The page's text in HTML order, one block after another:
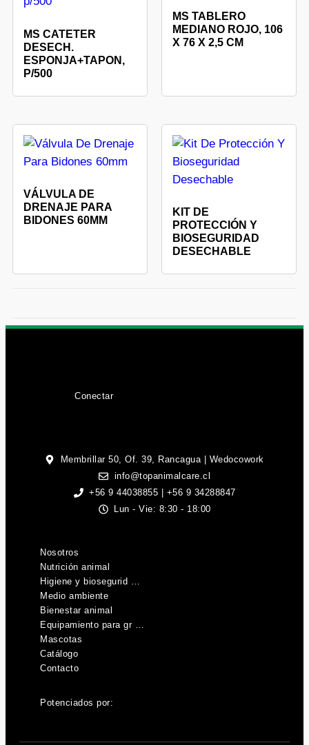
MS CATETER
DESECH.
ESPONJA+TAPON,
P/500
MS TABLERO
MEDIANO ROJO, 106
X 76 X 2,5 CM
VÁLVULA DE
DRENAJE PARA
BIDONES 60MM
KIT DE
PROTECCIÓN Y
BIOSEGURIDAD
DESECHABLE
Conectar
Membrillar 50, Of. 39, Rancagua | Wedocowork
info@topanimalcare.cl
+56 9 44038855 | +56 9 34288847
Lun - Vie: 8:30 - 18:00
Nosotros
Nutrición animal
Higiene y biosegurid …
Medio ambiente
Bienestar animal
Equipamiento para gr …
Mascotas
Catálogo
Contacto
Potenciados por: